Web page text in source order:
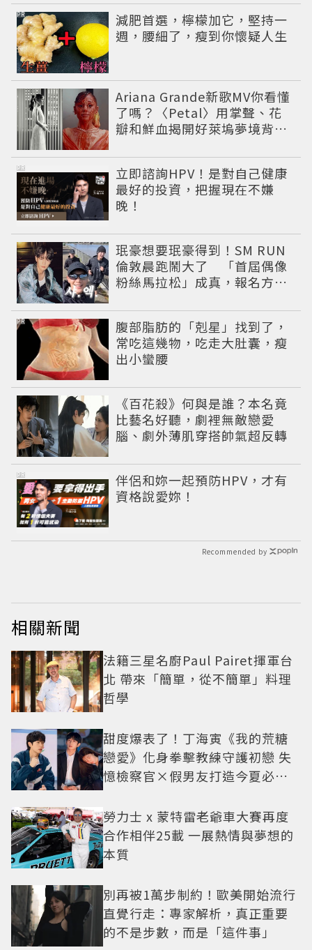
減肥首選，檸檬加它，堅持一
週，腰細了，瘦到你懷疑人生
PR
Ariana Grande新歌MV你看懂
了嗎？〈Petal〉用掌聲、花
瓣和鮮血揭開好萊塢夢境背後
立即諮詢HPV！是對自己健康
最好的投資，把握現在不嫌
晚！
PR
珉豪想要珉豪得到！SM RUN
倫敦晨跑鬧大了 「首屆偶像
粉絲馬拉松」成真，報名方式
腹部脂肪的「剋星」找到了，
常吃這幾物，吃走大肚囊，瘦
出小蠻腰
PR
《百花殺》何與是誰？本名竟
比藝名好聽，劇裡無敵戀愛
腦、劇外薄肌穿搭帥氣超反轉
伴侶和妳一起預防HPV，才有
資格說愛妳！
PR
Recommended by
相關新聞
法籍三星名廚Paul Pairet揮軍台
北 帶來「簡單，從不簡單」料理
哲學
甜度爆表了！丁海寅《我的荒糖
戀愛》化身拳擊教練守護初戀 失
憶檢察官×假男友打造今夏必看
勞力士 x 蒙特雷老爺車大賽再度
合作相伴25載 一展熱情與夢想的
本質
別再被1萬步制約！歐美開始流行
直覺行走：專家解析，真正重要
的不是步數，而是「這件事」